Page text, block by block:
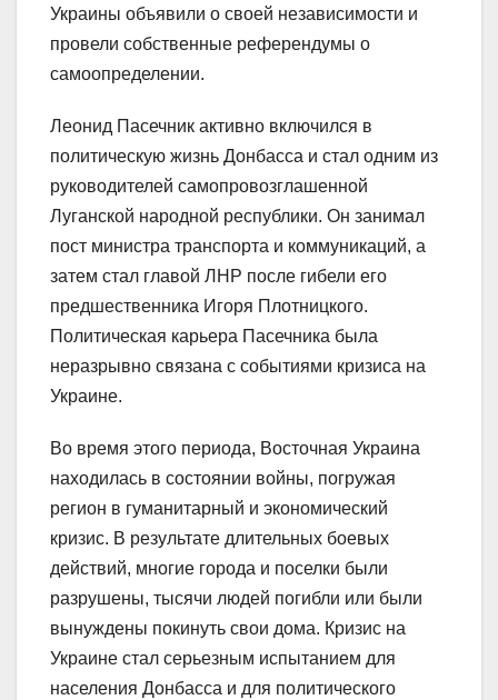
Украины объявили о своей независимости и
провели собственные референдумы о
самоопределении.
Леонид Пасечник активно включился в
политическую жизнь Донбасса и стал одним из
руководителей самопровозглашенной
Луганской народной республики. Он занимал
пост министра транспорта и коммуникаций, а
затем стал главой ЛНР после гибели его
предшественника Игоря Плотницкого.
Политическая карьера Пасечника была
неразрывно связана с событиями кризиса на
Украине.
Во время этого периода, Восточная Украина
находилась в состоянии войны, погружая
регион в гуманитарный и экономический
кризис. В результате длительных боевых
действий, многие города и поселки были
разрушены, тысячи людей погибли или были
вынуждены покинуть свои дома. Кризис на
Украине стал серьезным испытанием для
населения Донбасса и для политического